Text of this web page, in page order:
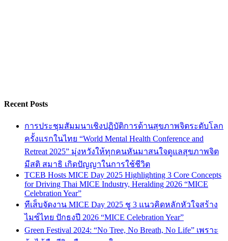
Recent Posts
การประชุมสัมมนาเชิงปฏิบัติการด้านสุขภาพจิตระดับโลก
ครั้งแรกในไทย “World Mental Health Conference and
Retreat 2025” มุ่งหวังให้ทุกคนหันมาสนใจดูแลสุขภาพจิต
มีสติ สมาธิ เกิดปัญญาในการใช้ชีวิต
TCEB Hosts MICE Day 2025 Highlighting 3 Core Concepts
for Driving Thai MICE Industry, Heralding 2026 “MICE
Celebration Year”
ทีเส็บจัดงาน MICE Day 2025 ชู 3 แนวคิดหลักหัวใจสร้าง
ไมซ์ไทย ปักธงปี 2026 “MICE Celebration Year”
Green Festival 2024: “No Tree, No Breath, No Life” เพราะ